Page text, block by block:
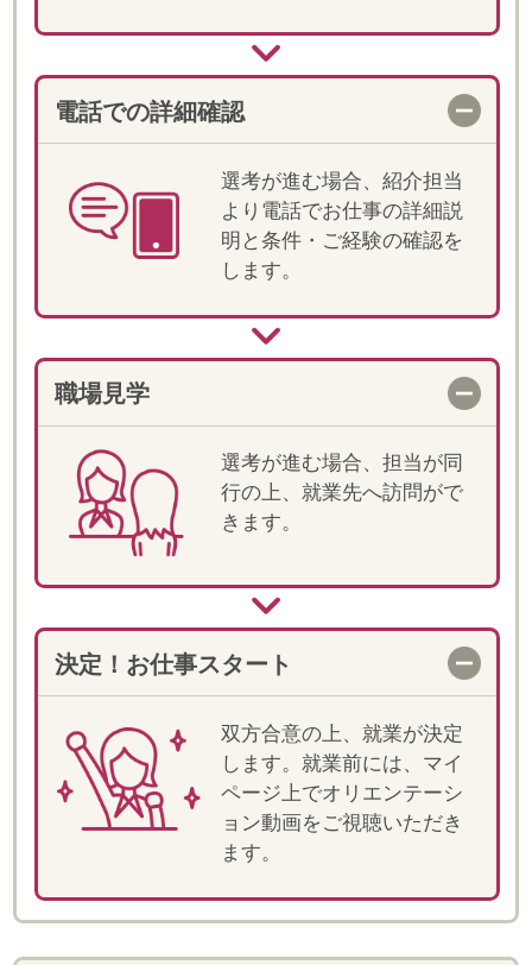
ます。
"Fellow(フェロー)" は、「仲間・同士」とい
った意味があります。
「皆様と仲間として一緒にお仕事をしてい
きたい」そんな思いから"Fellow"という言葉
が生まれました。
また、仲間という言葉どおり、ご就業いた
だく皆様には、当社の一員として、「プロ
フェッショナル」と しての意識を持って、
就業していただきたいと思っております。
皆様のご活躍が、しゅふの雇用を増やす一
歩ともなりますので、どうぞ宜しくお願い
いたします。
利用規約・ 個人情報の取扱いに